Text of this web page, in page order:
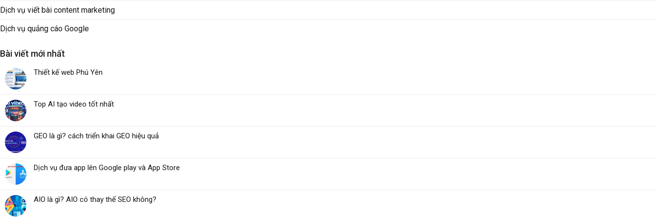
Dịch vụ viết bài content marketing
Dịch vụ quảng cáo Google
Bài viết mới nhất
Thiết kế web Phú Yên
Top AI tạo video tốt nhất
GEO là gì? cách triển khai GEO hiệu quả
Dịch vụ đưa app lên Google play và App Store
AIO là gì? AIO có thay thế SEO không?